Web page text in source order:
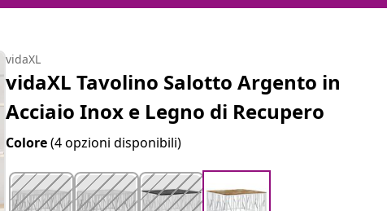
vidaXL
vidaXL Tavolino Salotto Argento in
Acciaio Inox e Legno di Recupero
Colore(4 opzioni disponibili)